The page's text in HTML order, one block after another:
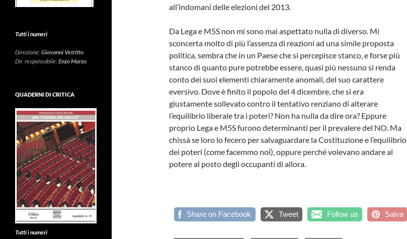
all’indomani delle elezioni del 2013.
Da Lega e M5S non mi sono mai aspettato nulla di diverso. Mi
sconcerta molto di più l’assenza di reazioni ad una simile proposta
politica, sembra che in un Paese che si percepisce stanco, e forse più
stanco di quanto pure potrebbe essere, quasi più nessuno si renda
conto dei suoi elementi chiaramente anomali, del suo carattere
eversivo. Dove è finito il popolo del 4 dicembre, che si era
giustamente sollevato contro il tentativo renziano di alterare
l’equilibrio liberale tra i poteri? Non ha nulla da dire ora? Eppure
proprio Lega e M5S furono determinanti per il prevalere del NO. Ma
chissà se loro lo fecero per salvaguardare la Costituzione e l’equilibrio
dei poteri (come facemmo noi), oppure perché volevano andare al
potere al posto degli occupanti di allora.
Share on Facebook Tweet Follow us Salva
Tutti i numeri
Direzione:Giovanni Vetritto
Dir. responsabile:Enzo Marzo
QUADERNI DI CRITICA
Tutti i numeri